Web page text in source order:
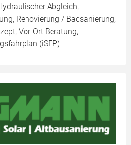
Abgleich,
Renovierung / Badsanierung,
Vor-Ort Beratung,
(iSFP)